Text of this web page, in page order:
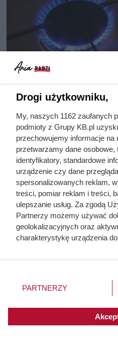
Płyty gazowe
ceny, popularne
zabudowy, zalety,
Płyta gazowa Amica to jedna
chodzi o sprzęt AGD tego typu
modelu spełniającego Twoje
koniecznie, jakie modele są
Drogi użytkowniku,
My, naszych 1162 zaufanych
podmioty z Grupy KB.pl
przechowujemy informacje na
przetwarzamy dane osobowe,
identyfikatory, standardowe
urządzenie czy dane
spersonalizowanych reklam,
treści, pomiar reklam i treści,
ulepszanie usług. Za zgodą
Partnerzy możemy używać
geolokalizacyjnych oraz
charakterystykę urządzenia
zmienić/wycofać klikając
znajdujący się w lewym
użytkownika, ale masz prawo
przetwarzaniu. Preferencje
PARTNERZY